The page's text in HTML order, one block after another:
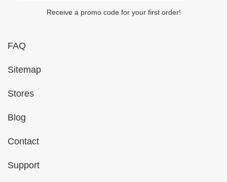
Receive a promo code for your first order!
FAQ
Sitemap
Stores
Blog
Contact
Support